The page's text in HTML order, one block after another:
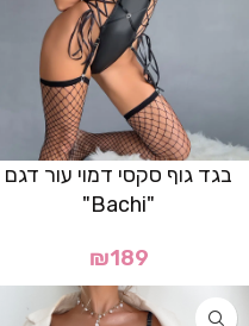
בגד גוף סקסי דמוי עור דגם
"Bachi"
₪189